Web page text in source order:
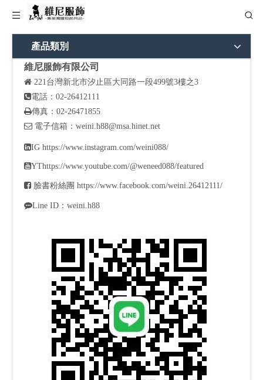
產品類別
維尼服飾有限公司
 221台灣新北市汐止區大同路一段499號3樓之3
電話：02-26412111
傳真：02-26471855
 電子信箱： weini.h88@msa.hinet.net
IG https://www.instagram.com/weini088/
YThttps://www.youtube.com/@weneed088/featured
 臉書粉絲團 https://www.facebook.com/weini.26412111/
Line ID：weini.h88